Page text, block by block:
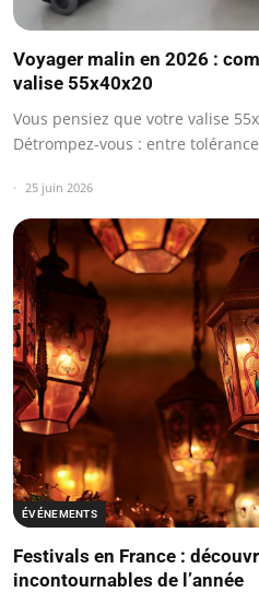
Voyager malin en 2026 :
valise 55x40x20
Vous pensiez que votre valise
Détrompez-vous : entre
25 juin 2026
ÉVÉNEMENTS
Festivals en France :
incontournables de l’année